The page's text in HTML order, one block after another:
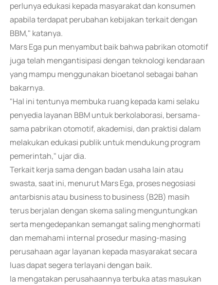
perlunya edukasi kepada masyarakat dan konsumen
apabila terdapat perubahan kebijakan terkait dengan
BBM," katanya.
Mars Ega pun menyambut baik bahwa pabrikan otomotif
juga telah mengantisipasi dengan teknologi kendaraan
yang mampu menggunakan bioetanol sebagai bahan
bakarnya.
"Hal ini tentunya membuka ruang kepada kami selaku
penyedia layanan BBM untuk berkolaborasi, bersama-
sama pabrikan otomotif, akademisi, dan praktisi dalam
melakukan edukasi publik untuk mendukung program
pemerintah," ujar dia.
Terkait kerja sama dengan badan usaha lain atau
swasta, saat ini, menurut Mars Ega, proses negosiasi
antarbisnis atau business to business (B2B) masih
terus berjalan dengan skema saling menguntungkan
serta mengedepankan semangat saling menghormati
dan memahami internal prosedur masing-masing
perusahaan agar layanan kepada masyarakat secara
luas dapat segera terlayani dengan baik.
Ia mengatakan perusahaannya terbuka atas masukan